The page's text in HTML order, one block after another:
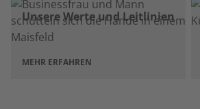
Unsere Werte und Leitlinien
MEHR ERFAHREN